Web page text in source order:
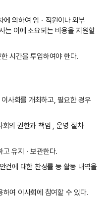
의하여 임ㆍ직원이나 외부
는 이에 소요되는 비용을 지원할
시간을 투입하여야 한다.
사회를 개최하고, 필요한 경우
의 권한과 책임 , 운영 절차
고 유지ㆍ보관한다.
건에 대한 찬성률 등 활동 내역을
여 이사회에 참여할 수 있다.